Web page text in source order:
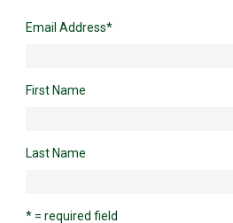
Email Address*
First Name
Last Name
* = required field